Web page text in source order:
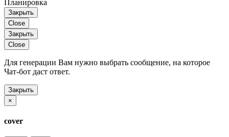
Планировка
Закрыть
Close
Закрыть
Close
Для генерации Вам нужно выбрать сообщение, на которое
Чат-бот даст ответ.
Закрыть
×
cover